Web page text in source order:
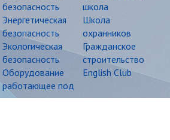
безопасность
Энергетическая
безопасность
Экологическая
безопасность
Оборудование
работающее под
школа
Школа
охранников
Гражданское
строительство
English Club